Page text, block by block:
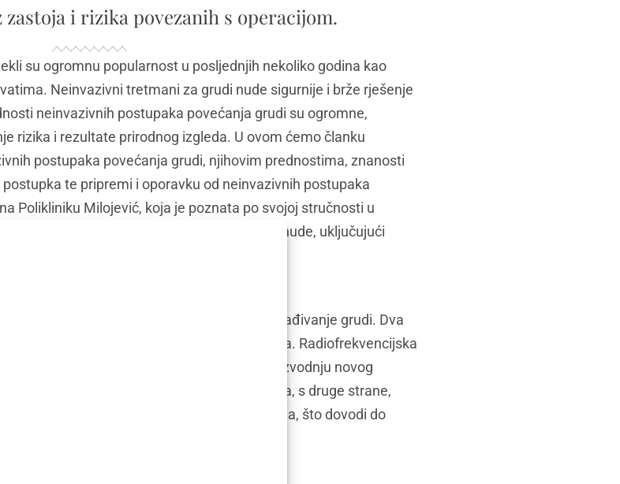
i rizika povezanih s operacijom.
su ogromnu popularnost u posljednjih nekoliko godina kao
Neinvazivni tretmani za grudi nude sigurnije i brže rješenje
neinvazivnih postupaka povećanja grudi su ogromne,
rizika i rezultate prirodnog izgleda. U ovom ćemo članku
postupaka povećanja grudi, njihovim prednostima, znanosti
te pripremi i oporavku od neinvazivnih postupaka
Polikliniku Milojević, koja je poznata po svojoj stručnosti u
te razgovarati o tretmanima koji se u klinici nude, uključujući
povećanja grudi
nekirurške tehnike za poboljšanje i pomlađivanje grudi. Dva
su radiofrekvencija i ultrazvučna terapija. Radiofrekvencijska
ciljanje kolagena u koži, što stimulira proizvodnju novog
i mladenačkijih grudi. Ultrazvučna terapija, s druge strane,
za poticanje proizvodnje novog kolagena, što dovodi do
grudi